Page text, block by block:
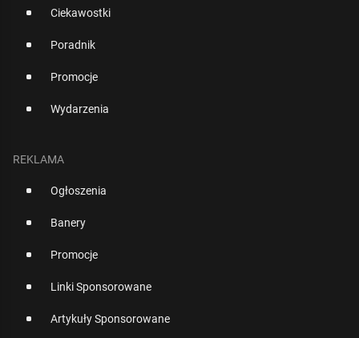
Ciekawostki
Poradnik
Promocje
Wydarzenia
REKLAMA
Ogłoszenia
Banery
Promocje
Linki Sponsorowane
Artykuły Sponsorowane